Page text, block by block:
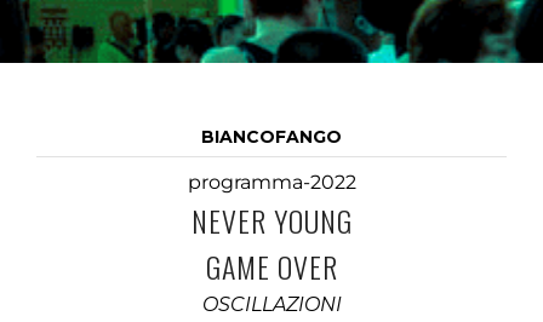
BIANCOFANGO
programma-2022
NEVER YOUNG
GAME OVER
OSCILLAZIONI